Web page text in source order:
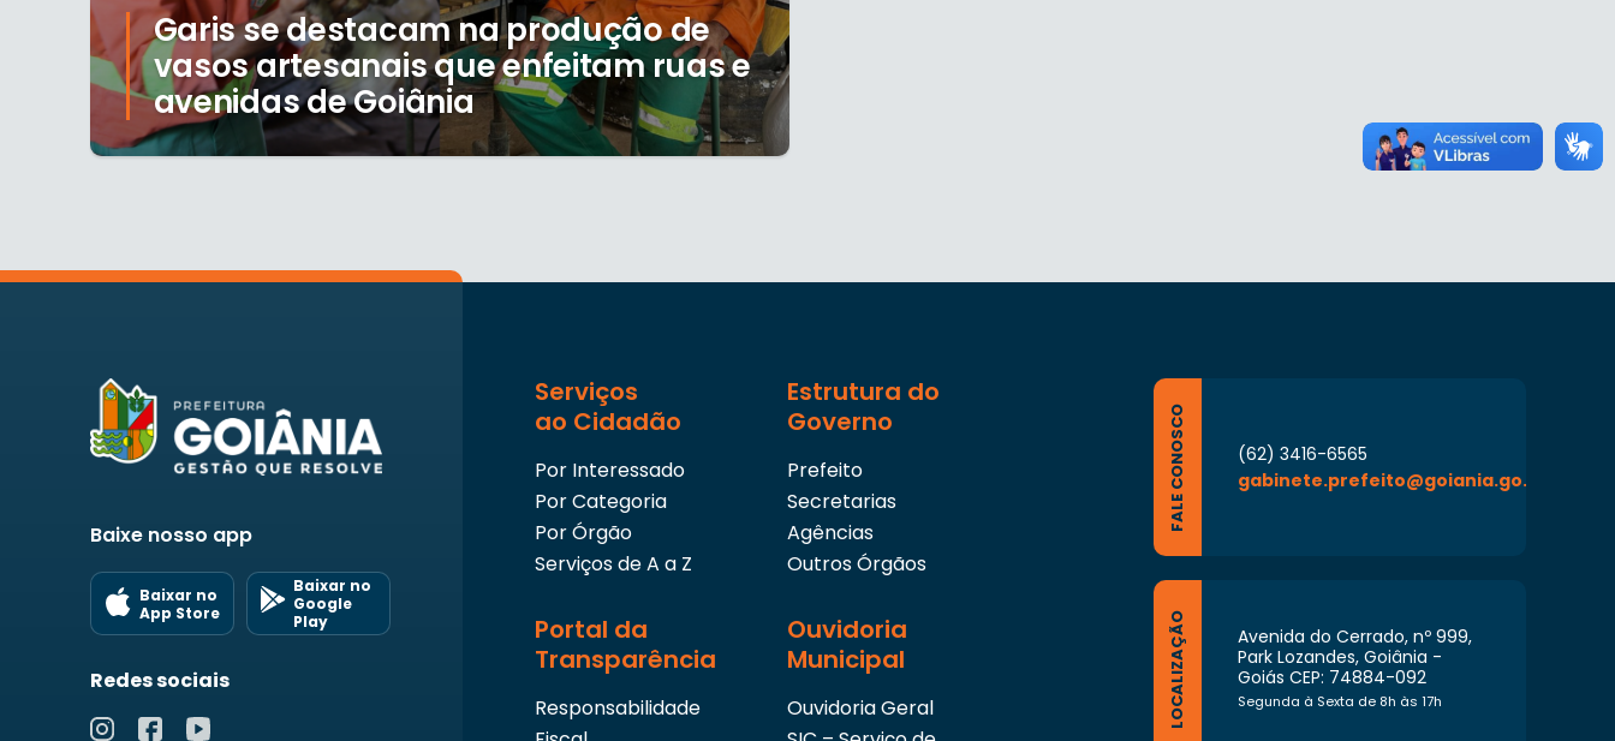
Garis se destacam na produção de
vasos artesanais que enfeitam ruas e
avenidas de Goiânia
Baixe nosso app
Baixar no
App Store
Baixar no
Google
Play
Redes sociais
Serviços
ao Cidadão
Por Interessado
Por Categoria
Por Órgão
Serviços de A a Z
Estrutura do
Governo
Prefeito
Secretarias
Agências
Outros Órgãos
Portal da
Transparência
Responsabilidade
Ouvidoria
Municipal
Ouvidoria Geral
FALE CONOSCO
(62) 3416-6565
gabinete.prefeito@goiania.go.gov.br
LOCALIZAÇÃO
Avenida do Cerrado, nº 999,
Park Lozandes, Goiânia -
Goiás CEP: 74884-092
Segunda à Sexta de 8h às 17h